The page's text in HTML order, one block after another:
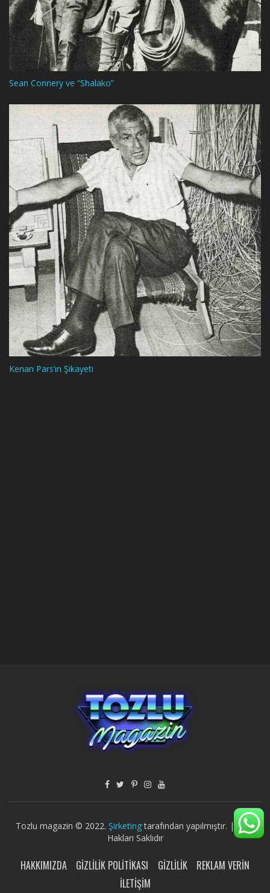
Sean Connery ve “Shalako”
Kenan Pars’ın Şikayeti
Tozlu magazin © 2022. Şirketingtarafından yapılmıştır. | Tüm
Hakları Saklıdır
HAKKIMIZDA GIZLILIK POLITIKASI GIZLILIK
REKLAM VERIN
İLETIŞIM